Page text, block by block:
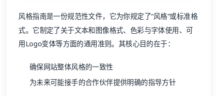
风格指南是一份规范性文件，它为你规定了“风格”或标准格
式。它制定了关于文本和图像格式、色彩与字体使用、可
用Logo变体等方面的通用准则。其核心目的在于：
确保网站整体风格的一致性
为未来可能接手的合作伙伴提供明确的指导方针